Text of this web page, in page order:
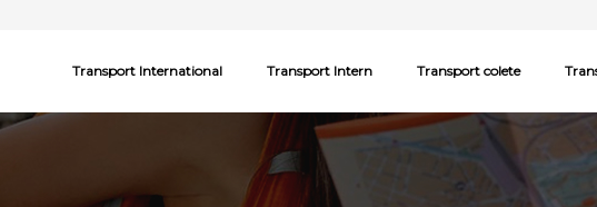
Transport International Transport Intern Transport colete